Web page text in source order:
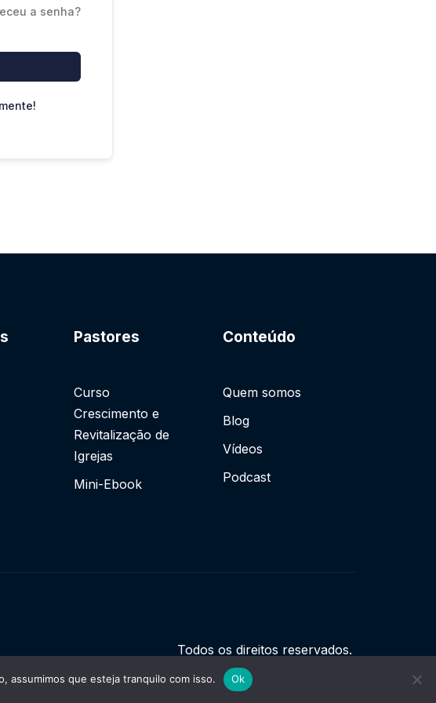
a senha?
Pastores
Curso
Crescimento e
Revitalização de
Igrejas
Mini-Ebook
Conteúdo
Quem somos
Blog
Vídeos
Podcast
Todos os direitos reservados.
assumimos que esteja tranquilo com isso. Ok